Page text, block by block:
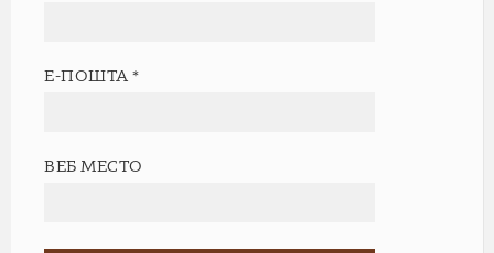
Е-ПОШТА*
ВЕБ МЕСТО